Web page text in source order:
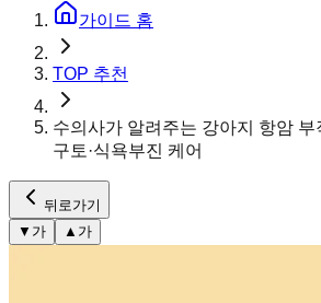
가이드 홈
TOP 추천
수의사가 알려주는 강아지 항암
구토·식욕부진 케어
뒤로가기
▼ 가 ▲ 가